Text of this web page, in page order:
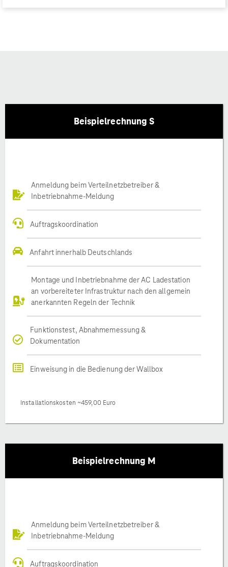
Beispielrechnung S
Anmeldung beim Verteilnetzbetreiber &
Inbetriebnahme-Meldung
Auftragskoordination
Anfahrt innerhalb Deutschlands
Montage und Inbetriebnahme der AC Ladestation
an vorbereiteter Infrastruktur nach den allgemein
anerkannten Regeln der Technik
Funktionstest, Abnahmemessung &
Dokumentation
Einweisung in die Bedienung der Wallbox
Installationskosten ~459,00 Euro
Beispielrechnung M
Anmeldung beim Verteilnetzbetreiber &
Inbetriebnahme-Meldung
Auftragskoordination